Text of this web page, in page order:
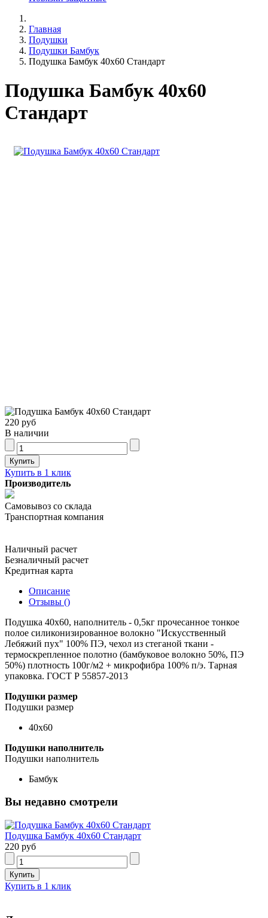
Главная
Подушки
Подушки Бамбук
Подушка Бамбук 40х60 Стандарт
Подушка Бамбук 40х60
Стандарт
220 руб
В наличии
Купить в 1 клик
Производитель
Самовывоз со склада
Транспортная компания
Наличный расчет
Безналичный расчет
Кредитная карта
Описание
Отзывы ()
Подушка 40х60, наполнитель - 0,5кг прочесанное тонкое
полое силиконизированное волокно "Искусственный
Лебяжий пух" 100% ПЭ, чехол из стеганой ткани -
термоскрепленное полотно (бамбуковое волокно 50%, ПЭ
50%) плотность 100г/м2 + микрофибра 100% п/э. Тарная
упаковка. ГОСТ Р 55857-2013
Подушки размер
Подушки размер
40х60
Подушки наполнитель
Подушки наполнитель
Бамбук
Вы недавно смотрели
Подушка Бамбук 40х60 Стандарт
220 руб
Купить в 1 клик